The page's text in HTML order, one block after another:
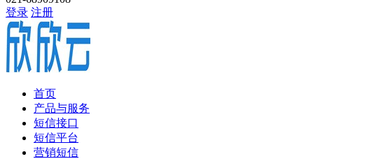
登录 注册
首页
产品与服务
短信接口
短信平台
营销短信